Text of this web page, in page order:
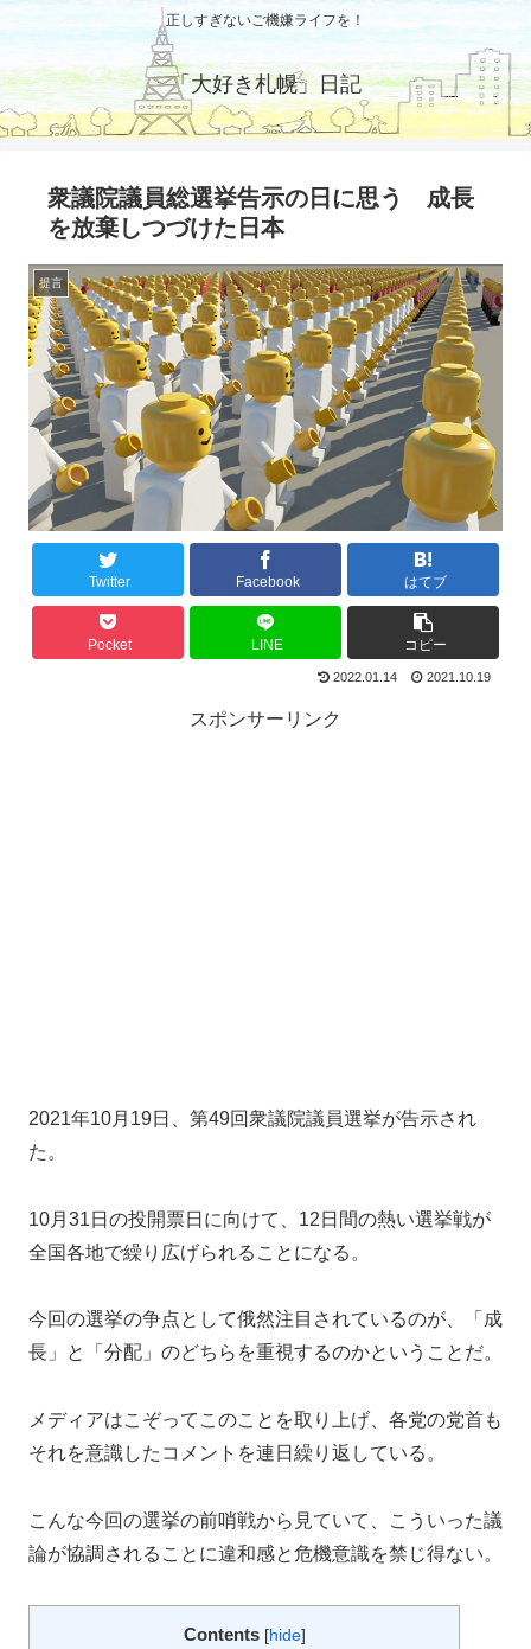
正しすぎないご機嫌ライフを！
「大好き札幌」日記
衆議院議員総選挙告示の日に思う 成長
を放棄しつづけた日本
提言
Twitter Facebook はてブ
Pocket LINE コピー
2022.01.14 2021.10.19
スポンサーリンク
2021年10月19日、第49回衆議院議員選挙が告示され
た。
10月31日の投開票日に向けて、12日間の熱い選挙戦が
全国各地で繰り広げられることになる。
今回の選挙の争点として俄然注目されているのが、「成
長」と「分配」のどちらを重視するのかということだ。
メディアはこぞってこのことを取り上げ、各党の党首も
それを意識したコメントを連日繰り返している。
こんな今回の選挙の前哨戦から見ていて、こういった議
論が協調されることに違和感と危機意識を禁じ得ない。
Contents [hide]